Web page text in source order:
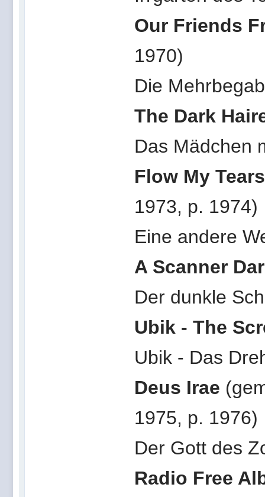
Our Friends
1970)
Die
The Dark
Das Mädchen
Flow My
1973, p. 1974)
Eine andere
A Scanner
Der dunkle
Ubik - The
Ubik - Das
Deus Irae
1975, p. 1976)
Der Gott des
Radio Free